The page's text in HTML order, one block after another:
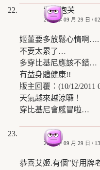
紫色泡芙
2008 年 09 月 29 日 /
姬董要多放鬆心情啊….
不要太累了…
多穿比基尼應該不錯…
有益身體健康!!
版主回覆：(10/12/2011
天氣越來越涼囉！
穿比基尼會感冒啦…
小路
2008 年 09 月 29 日 /
恭喜艾姬.有個"好用牌